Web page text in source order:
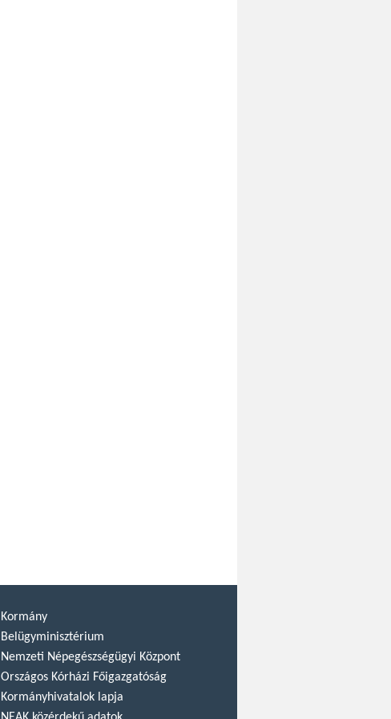
Kormány
Belügyminisztérium
Nemzeti Népegészségügyi Központ
Országos Kórházi Főigazgatóság
Kormányhivatalok lapja